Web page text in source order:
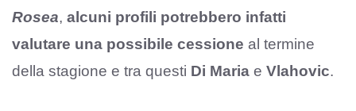
Rosea, alcuni profili potrebbero infatti
valutare una possibile cessione al termine
della stagione e tra questi Di Maria e Vlahovic.